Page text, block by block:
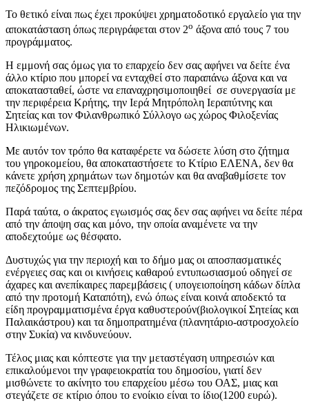
Το θετικό είναι πως έχει προκύψει χρηματοδοτικό εργαλείο για την
αποκατάσταση όπως περιγράφεται στον 2ο άξονα από τους 7 του
προγράμματος.
Η εμμονή σας όμως για το επαρχείο δεν σας αφήνει να δείτε ένα
άλλο κτίριο που μπορεί να ενταχθεί στο παραπάνω άξονα και να
αποκατασταθεί, ώστε να επαναχρησιμοποιηθεί σε συνεργασία με
την περιφέρεια Κρήτης, την Ιερά Μητρόπολη Ιεραπύτνης και
Σητείας και τον Φιλανθρωπικό Σύλλογο ως χώρος Φιλοξενίας
Ηλικιωμένων.
Με αυτόν τον τρόπο θα καταφέρετε να δώσετε λύση στο ζήτημα
του γηροκομείου, θα αποκαταστήσετε το Κτίριο ΕΛΕΝΑ, δεν θα
κάνετε χρήση χρημάτων των δημοτών και θα αναβαθμίσετε τον
πεζόδρομος της Σεπτεμβρίου.
Παρά ταύτα, ο άκρατος εγωισμός σας δεν σας αφήνει να δείτε πέρα
από την άποψη σας και μόνο, την οποία αναμένετε να την
αποδεχτούμε ως θέσφατο.
Δυστυχώς για την περιοχή και το δήμο μας οι αποσπασματικές
ενέργειες σας και οι κινήσεις καθαρού εντυπωσιασμού οδηγεί σε
άχαρες και ανεπίκαιρες παρεμβάσεις ( υπογειοποίηση κάδων δίπλα
από την προτομή Καταπότη), ενώ όπως είναι κοινά αποδεκτό τα
είδη προγραμματισμένα έργα καθυστερούν(βιολογικοί Σητείας και
Παλαικάστρου) και τα δημοπρατημένα (πλανητάριο-αστροσχολείο
στην Συκία) να κινδυνεύουν.
Τέλος μιας και κόπτεστε για την μεταστέγαση υπηρεσιών και
επικαλούμενοι την γραφειοκρατία του δημοσίου, γιατί δεν
μισθώνετε το ακίνητο του επαρχείου μέσω του ΟΑΣ, μιας και
στεγάζετε σε κτίριο όπου το ενοίκιο είναι το ίδιο(1200 ευρώ).